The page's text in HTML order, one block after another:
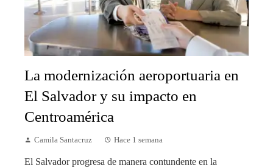
La modernización aeroportuaria en
El Salvador y su impacto en
Centroamérica
Camila Santacruz Hace 1 semana
El Salvador progresa de manera contundente en la